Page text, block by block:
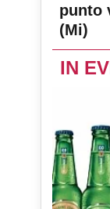
punto
(Mi)
IN